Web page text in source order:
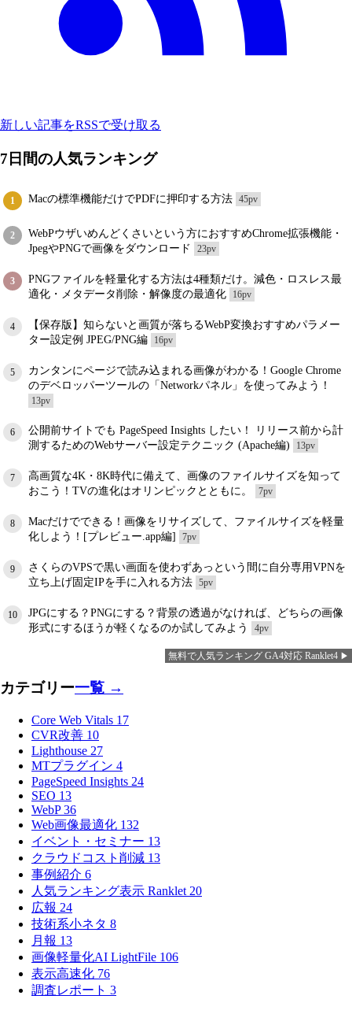
新しい記事をRSSで受け取る
7日間の人気ランキング
1 Macの標準機能だけでPDFに押印する方法 45pv
2
WebPウザいめんどくさいという方におすすめChrome拡張機能・
JpegやPNGで画像をダウンロード
23pv
3
PNGファイルを軽量化する方法は4種類だけ。減色・ロスレス最
適化・メタデータ削除・解像度の最適化
16pv
4
【保存版】知らないと画質が落ちるWebP変換おすすめパラメー
ター設定例 JPEG/PNG編
16pv
5
カンタンにページで読み込まれる画像がわかる！Google Chrome
のデベロッパーツールの「Networkパネル」を使ってみよう！
13pv
6
公開前サイトでも PageSpeed Insights したい！ リリース前から計
測するためのWebサーバー設定テクニック (Apache編)
13pv
7
高画質な4K・8K時代に備えて、画像のファイルサイズを知って
おこう！TVの進化はオリンピックとともに。
7pv
8
Macだけでできる！画像をリサイズして、ファイルサイズを軽量
化しよう！[プレビュー.app編]
7pv
9
さくらのVPSで黒い画面を使わずあっという間に自分専用VPNを
立ち上げ固定IPを手に入れる方法 5pv
10
JPGにする？PNGにする？背景の透過がなければ、どちらの画像
形式にするほうが軽くなるのか試してみよう
4pv
無料で人気ランキング GA4対応 Ranklet4
カテゴリー一覧 →
Core Web Vitals 17
CVR改善 10
Lighthouse 27
MTプラグイン 4
PageSpeed Insights 24
SEO 13
WebP36
Web画像最適化 132
イベント・セミナー 13
クラウドコスト削減 13
事例紹介 6
人気ランキング表示 Ranklet 20
広報 24
技術系小ネタ 8
月報 13
画像軽量化AI LightFile 106
表示高速化 76
調査レポート 3